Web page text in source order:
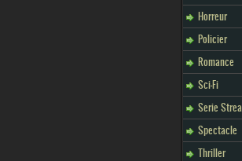
Horreur
Policier
Romance
Sci-Fi
Serie
Spectacle
Thriller